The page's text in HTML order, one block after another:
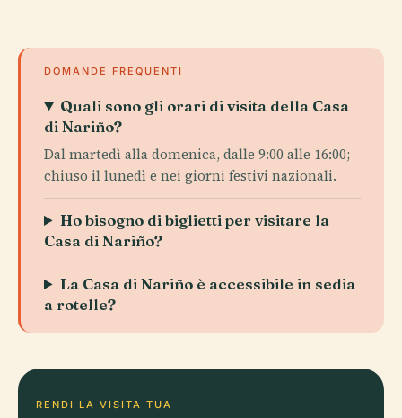
DOMANDE FREQUENTI
Quali sono gli orari di visita della Casa
di Nariño?
Dal martedì alla domenica, dalle 9:00 alle 16:00;
chiuso il lunedì e nei giorni festivi nazionali.
Ho bisogno di biglietti per visitare la
Casa di Nariño?
La Casa di Nariño è accessibile in sedia
a rotelle?
RENDI LA VISITA TUA